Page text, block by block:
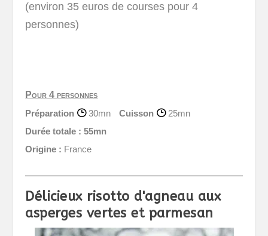
(environ 35 euros de courses pour 4
personnes)
Pour 4 personnes
Préparation
30mn Cuisson
25mn
Durée totale : 55mn
Origine : France
Délicieux risotto d'agneau aux
asperges vertes et parmesan